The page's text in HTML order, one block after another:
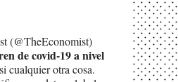
(@TheEconomist)
de covid-19 a nivel
cualquier otra cosa.